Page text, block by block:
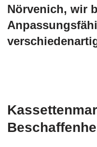
Nörvenich, wir